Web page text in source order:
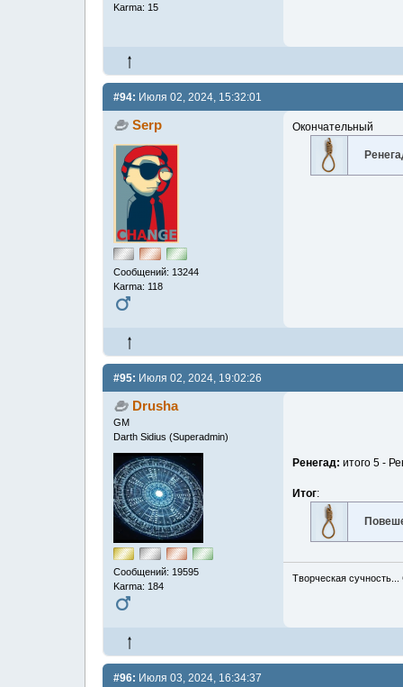
Karma: 15
#94: Июля 02, 2024, 15:32:01
Serp
Сообщений: 13244
Karma: 118
Окончательный
#95: Июля 02, 2024, 19:02:26
Drusha
GM
Darth Sidius (Superadmin)
Сообщений: 19595
Karma: 184
Ренегад: итого 5 -
Итог:
Творческая
#96: Июля 03, 2024, 16:34:37